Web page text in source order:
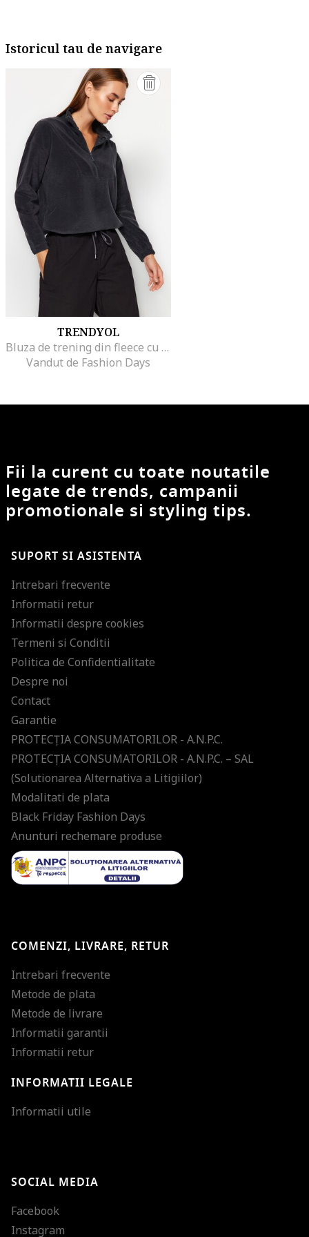
Istoricul tau de navigare
TRENDYOL
Bluza de trening din fleece cu fermoar scurt, Gri antracit
Vandut de Fashion Days
Fii la curent cu toate noutatile
legate de trends, campanii
promotionale si styling tips.
SUPORT SI ASISTENTA
Intrebari frecvente
Informatii retur
Informatii despre cookies
Termeni si Conditii
Politica de Confidentialitate
Despre noi
Contact
Garantie
PROTECŢIA CONSUMATORILOR - A.N.P.C.
PROTECŢIA CONSUMATORILOR - A.N.P.C. – SAL
(Solutionarea Alternativa a Litigiilor)
Modalitati de plata
Black Friday Fashion Days
Anunturi rechemare produse
COMENZI, LIVRARE, RETUR
Intrebari frecvente
Metode de plata
Metode de livrare
Informatii garantii
Informatii retur
INFORMATII LEGALE
Informatii utile
SOCIAL MEDIA
Facebook
Instagram